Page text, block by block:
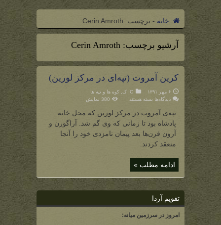
خانه - برچسب: Cerin Amroth
آرشیو برچسب: Cerin Amroth
کرین آمروت (تپه‌ای در مرکز لورین)
۶ مهر ۱۳۹۱ C ک کوه ها و تپه ها
دیدگاه‌ها برای
(تپه‌ای
مرکز
لورین)
بسته هستند 380 نمایش
تپه‌ی آمروت در مرکز لورین که محل خانه
پادشاه بود تا زمانی که وی گم شد. آراگورن و
آرون قرن‌ها بعد پیمان نامزدی خود را آنجا
منعقد کردند.
ادامه مطلب »
تقویم آردا
امروز در سرزمین میانه: